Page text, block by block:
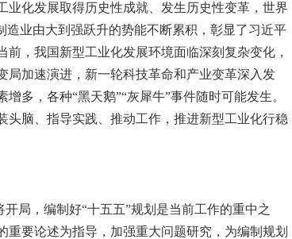
化发展取得历史性成就、发生历史性变革，世界
业由大到强跃升的势能不断累积，彰显了习近平
，我国新型工业化发展环境面临深刻复杂变化，
局加速演进，新一轮科技革命和产业变革深入发
多，各种“黑天鹅”“灰犀牛”事件随时可能发生。
脑、指导实践、推动工作，推进新型工业化行稳
局，编制好“十五五”规划是当前工作的重中之
要论述为指导，加强重大问题研究，为编制规划